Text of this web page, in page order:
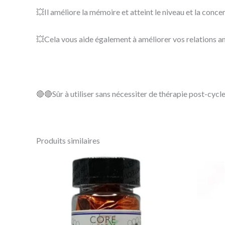
💥Il améliore la mémoire et atteint le niveau et la
💥Cela vous aide également à améliorer vos relations
🔴🔴Sûr à utiliser sans nécessiter de thérapie post-cycle
Produits similaires